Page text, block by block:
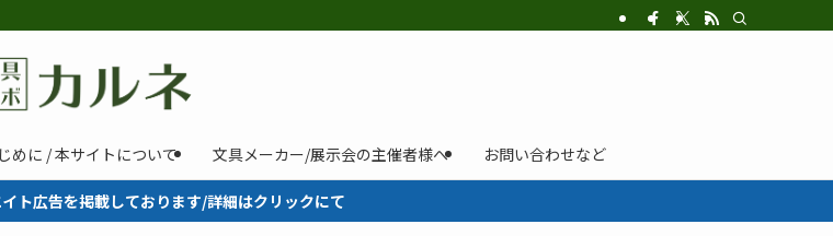
めに / 本サイトについて 文具メーカー/展示会の主催者様へ お問い合わせなど
ト広告を掲載しております/詳細はクリックにて